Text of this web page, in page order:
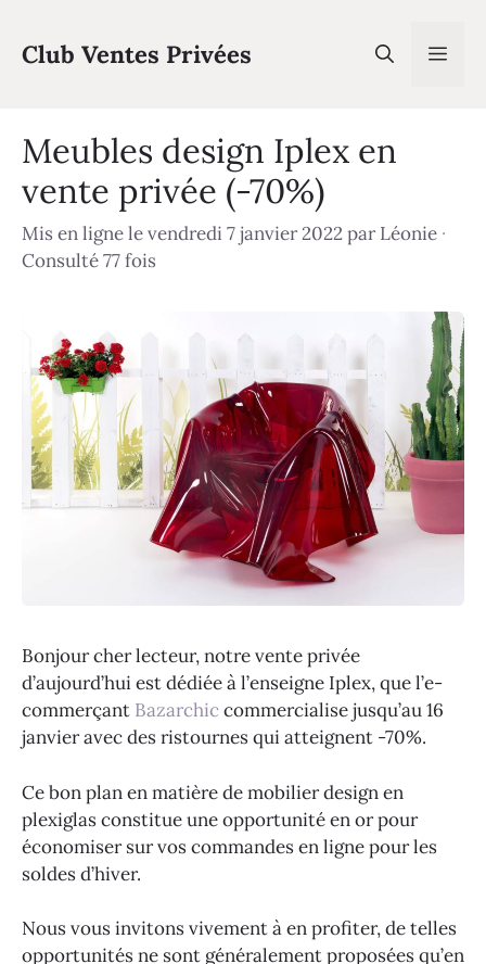
contenu
Club Ventes Privées
Meubles design Iplex en
vente privée (-70%)
Mis en ligne le vendredi 7 janvier 2022parLéonie ·
Consulté 77 fois
Bonjour cher lecteur, notre vente privée
d’aujourd’hui est dédiée à l’enseigne Iplex, que l’e-
commerçant Bazarchiccommercialise jusqu’au 16
janvier avec des ristournes qui atteignent -70%.
Ce bon plan en matière de mobilier design en
plexiglas constitue une opportunité en or pour
économiser sur vos commandes en ligne pour les
soldes d’hiver.
Nous vous invitons vivement à en profiter, de telles
opportunités ne sont généralement proposées qu’en